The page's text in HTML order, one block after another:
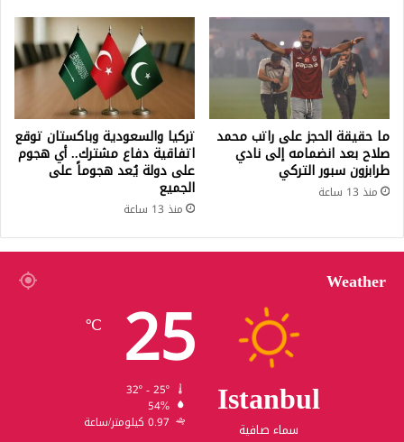
ما حقيقة الحجز على راتب محمد
صلاح بعد انضمامه إلى نادي
طرابزون سبور التركي
منذ 13 ساعة
تركيا والسعودية وباكستان توقع
اتفاقية دفاع مشترك.. أي هجوم
على دولة يُعد هجوماً على
الجميع
منذ 13 ساعة
Weather
Istanbul
سماء صافية
25
℃
54%
0.97 كيلومتر/ساعة